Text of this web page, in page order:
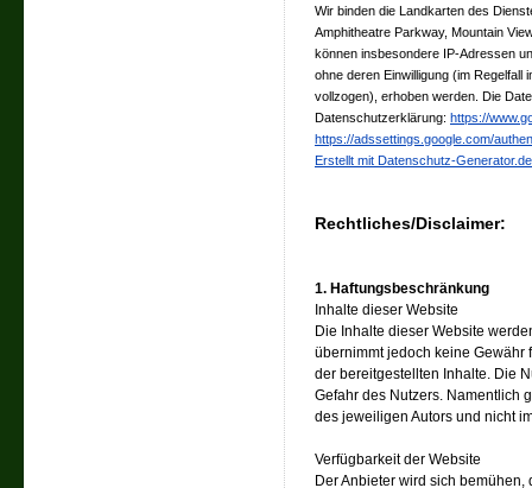
Wir binden die Landkarten des
Amphitheatre Parkway, Mountain
können insbesondere IP-Adressen
ohne deren Einwilligung (im Regelfall
vollzogen), erhoben werden. Die
Datenschutzerklärung: https://
https://adssettings.google.com/
Erstellt mit Datenschutz-
Rechtliches/Disclaimer:
1. Haftungsbeschränkung
Inhalte dieser Website
Die Inhalte dieser Website
übernimmt jedoch keine Gewähr
der bereitgestellten Inhalte. Die
Gefahr des Nutzers. Namentlich
des jeweiligen Autors und nicht
Verfügbarkeit der Website
Der Anbieter wird sich